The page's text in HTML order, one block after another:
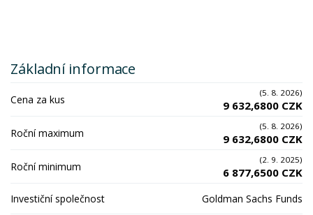
Základní informace
Cena za kus (5. 8. 2026)
9 632,6800 CZK
Roční maximum (5. 8. 2026)
9 632,6800 CZK
Roční minimum (2. 9. 2025)
6 877,6500 CZK
Investiční společnost Goldman Sachs Funds